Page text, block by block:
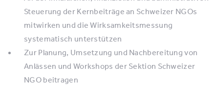
Steuerung der Kernbeiträge an Schweizer NGOs
mitwirken und die Wirksamkeitsmessung
systematisch unterstützen
Zur Planung, Umsetzung und Nachbereitung von
Anlässen und Workshops der Sektion Schweizer
NGO beitragen